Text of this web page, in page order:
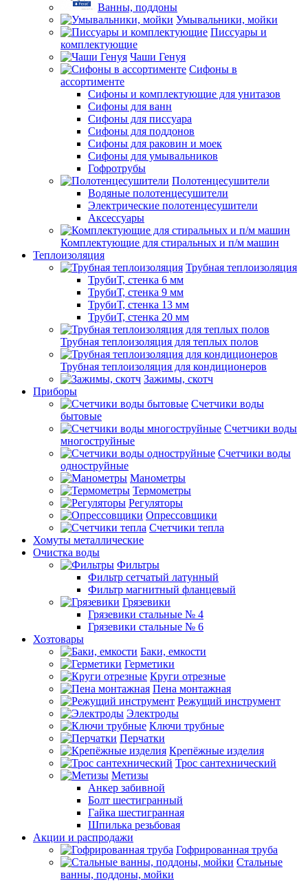
Ванны, поддоны
Умывальники, мойки
Писсуары и
комплектующие
Чаши Генуя
Сифоны в
ассортименте
Сифоны и комплектующие для унитазов
Сифоны для ванн
Сифоны для писсуара
Сифоны для поддонов
Сифоны для раковин и моек
Сифоны для умывальников
Гофротрубы
Полотенцесушители
Водяные полотенцесушители
Электрические полотенцесушители
Аксессуары
Комплектующие для стиральных и п/м машин
Теплоизоляция
Трубная теплоизоляция
ТрубиТ, стенка 6 мм
ТрубиТ, стенка 9 мм
ТрубиТ, стенка 13 мм
ТрубиТ, стенка 20 мм
Трубная теплоизоляция для теплых полов
Трубная теплоизоляция для кондиционеров
Зажимы, скотч
Приборы
Счетчики воды
бытовые
Счетчики воды
многоструйные
Счетчики воды
одноструйные
Манометры
Термометры
Регуляторы
Опрессовщики
Счетчики тепла
Хомуты металлические
Очистка воды
Фильтры
Фильтр сетчатый латунный
Фильтр магнитный фланцевый
Грязевики
Грязевики стальные № 4
Грязевики стальные № 6
Хозтовары
Баки, емкости
Герметики
Круги отрезные
Пена монтажная
Режущий инструмент
Электроды
Ключи трубные
Перчатки
Крепёжные изделия
Трос сантехнический
Метизы
Анкер забивной
Болт шестигранный
Гайка шестигранная
Шпилька резьбовая
Акции и распродажи
Гофрированная труба
Стальные
ванны, поддоны, мойки